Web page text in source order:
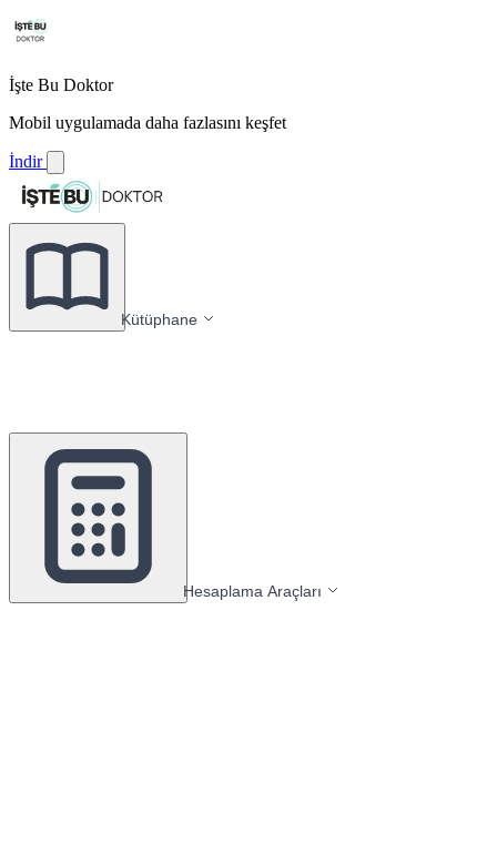
İşte Bu Doktor
Mobil uygulamada daha fazlasını keşfet
İndir
Kütüphane
Hesaplama Araçları